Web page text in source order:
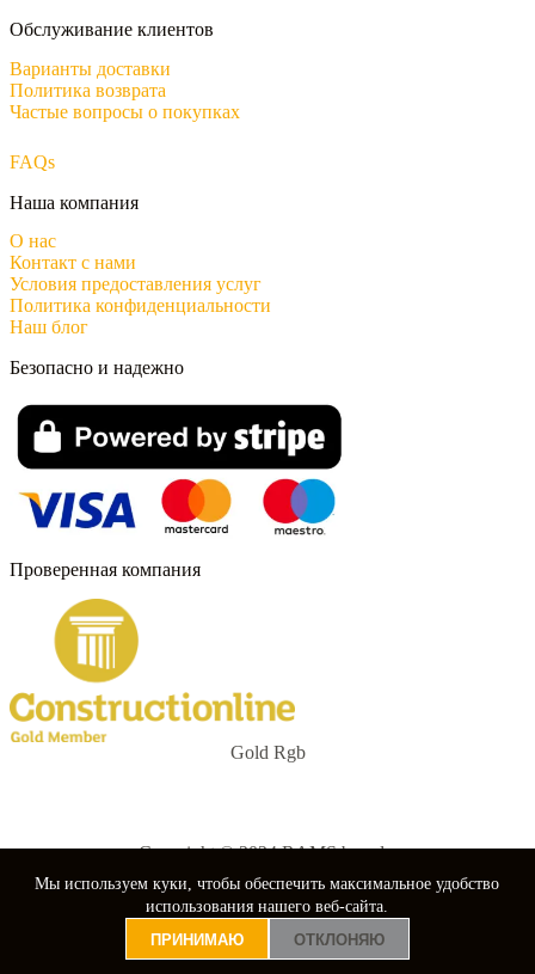
Мы используем куки, чтобы обеспечить максимальное удобство
использования нашего веб-сайта.
ПРИНИМАЮ ОТКЛОНЯЮ
Обслуживание клиентов
Варианты доставки
Политика возврата
Частые вопросы о покупках
FAQs
Наша компания
О нас
Контакт с нами
Условия предоставления услуг
Политика конфиденциальности
Наш блог
Проверенная компания
Gold Rgb
Безопасно и надежно
Copyright © 2024 RAMS boards.
nebuso